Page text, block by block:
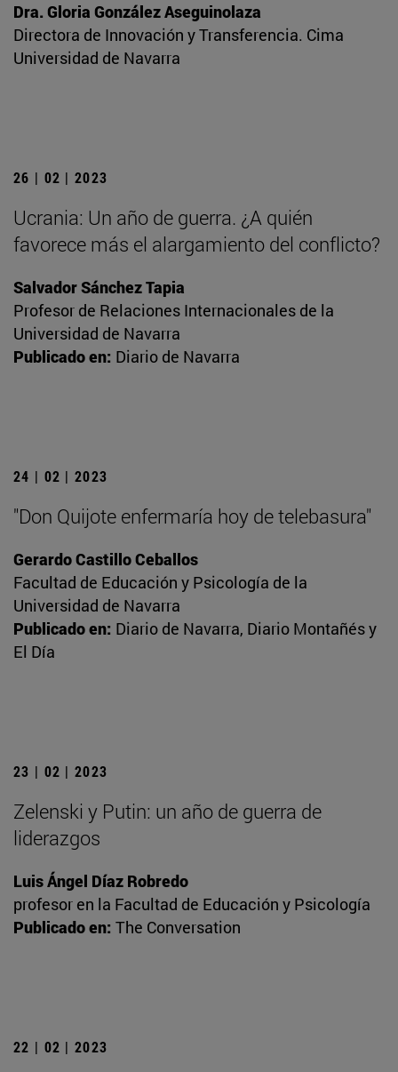
Dra. Gloria González Aseguinolaza
Directora de Innovación y Transferencia. Cima
Universidad de Navarra
26 | 02 | 2023
Ucrania: Un año de guerra. ¿A quién
favorece más el alargamiento del conflicto?
Salvador Sánchez Tapia
Profesor de Relaciones Internacionales de la
Universidad de Navarra
Publicado en: Diario de Navarra
24 | 02 | 2023
"Don Quijote enfermaría hoy de telebasura"
Gerardo Castillo Ceballos
Facultad de Educación y Psicología de la
Universidad de Navarra
Publicado en: Diario de Navarra, Diario Montañés y
El Día
23 | 02 | 2023
Zelenski y Putin: un año de guerra de
liderazgos
Luis Ángel Díaz Robredo
profesor en la Facultad de Educación y Psicología
Publicado en: The Conversation
22 | 02 | 2023